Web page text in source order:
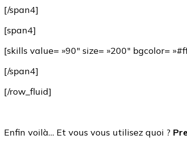
[/span4]
[span4]
[skills value= »90″ size= »200″ bgcolor=
[/span4]
[/row_fluid]
Enfin voilà… Et vous vous utilisez quoi ?